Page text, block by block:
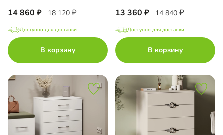
14 860 18 120
Доступно для доставки
В корзину
13 360 14 840
Доступно для доставки
В корзину